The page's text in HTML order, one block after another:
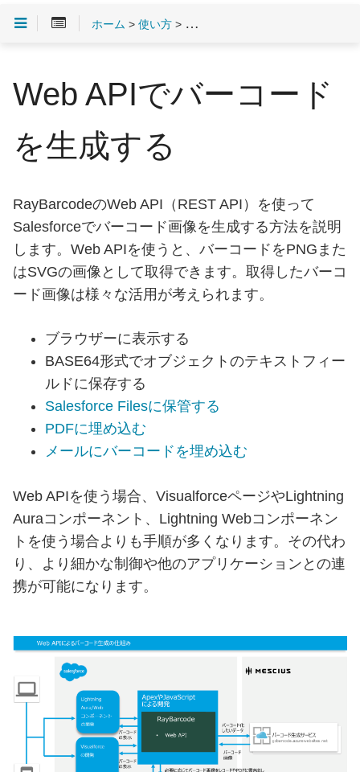
ホーム > 使い方> バーコードの表示
Web APIでバーコード
を生成する
RayBarcodeのWeb API（REST API）を使って
Salesforceでバーコード画像を生成する方法を説明
します。Web APIを使うと、バーコードをPNGまた
はSVGの画像として取得できます。取得したバーコ
ード画像は様々な活用が考えられます。
ブラウザーに表示する
BASE64形式でオブジェクトのテキストフィー
ルドに保存する
Salesforce Filesに保管する
PDFに埋め込む
メールにバーコードを埋め込む
Web APIを使う場合、VisualforceページやLightning
Auraコンポーネント、Lightning Webコンポーネン
トを使う場合よりも手順が多くなります。その代わ
り、より細かな制御や他のアプリケーションとの連
携が可能になります。